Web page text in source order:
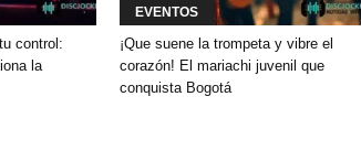
control:
la
EVENTOS
¡Que suene la trompeta y vibre el
corazón! El mariachi juvenil que
conquista Bogotá